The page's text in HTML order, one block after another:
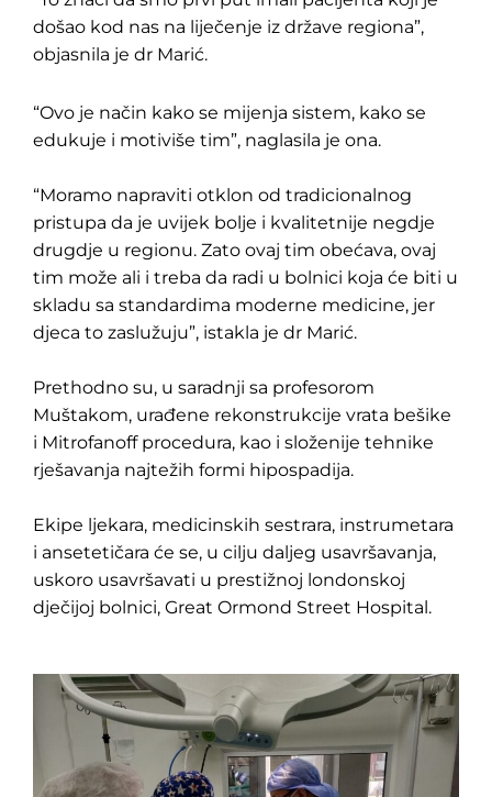
Pretraga
došao kod nas na liječenje iz države regiona”,
objasnila je dr Marić.
“Ovo je način kako se mijenja sistem, kako se
edukuje i motiviše tim”, naglasila je ona.
“Moramo napraviti otklon od tradicionalnog
pristupa da je uvijek bolje i kvalitetnije negdje
drugdje u regionu. Zato ovaj tim obećava, ovaj
tim može ali i treba da radi u bolnici koja će biti u
skladu sa standardima moderne medicine, jer
djeca to zaslužuju”, istakla je dr Marić.
Prethodno su, u saradnji sa profesorom
Muštakom, urađene rekonstrukcije vrata bešike
i Mitrofanoff procedura, kao i složenije tehnike
rješavanja najtežih formi hipospadija.
Ekipe ljekara, medicinskih sestrara, instrumetara
i ansetetičara će se, u cilju daljeg usavršavanja,
uskoro usavršavati u prestižnoj londonskoj
dječijoj bolnici, Great Ormond Street Hospital.